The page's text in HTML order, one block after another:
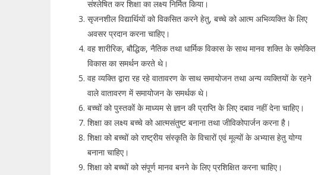
संश्लेषित कर शिक्षा का लक्ष्य निर्मित किया।
सृजनशील विद्यार्थियों को विकसित करने हेतु, बच्चे को आत्म अभिव्यक्ति के लिए
अवसर प्रदान करना चाहिए।
वह शारीरिक, बौद्धिक, नैतिक तथा धार्मिक विकास के साथ मानव शक्ति के समेकित
विकास का समर्थन करते थे।
वह व्यक्ति द्वारा रह रहे वातावरण के साथ समायोजन तथा अन्य व्यक्तियों के रहने
वाले वातावरण में समायोजन के समर्थक थे।
बच्चों को पुस्तकों के माध्यम से ज्ञान की प्राप्ति के लिए दबाव नहीं देना चाहिए।
शिक्षा का लक्ष्य बच्चे को आत्मसंतुष्ट बनाना तथा जीविकोपार्जन करना है।
शिक्षा को बच्चों को राष्ट्रीय संस्कृति के विचारों एवं मूल्यों के अभ्यास हेतु योग्य
बनाना चाहिए।
शिक्षा को बच्चों को संपूर्ण मानव बनने के लिए प्रशिक्षित करना चाहिए।